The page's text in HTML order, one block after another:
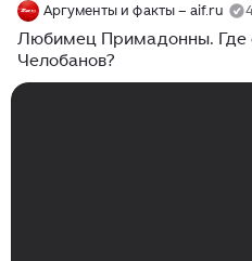
«бурый», что означает
оттенок имеют земли, на
людей с этой фамилией. Подробнее на странице:
https://prime-name...
Аргументы и факты – aif.ru
Любимец Примадонны. Где
Челобанов?